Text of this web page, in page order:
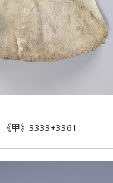
甲》3333+3361